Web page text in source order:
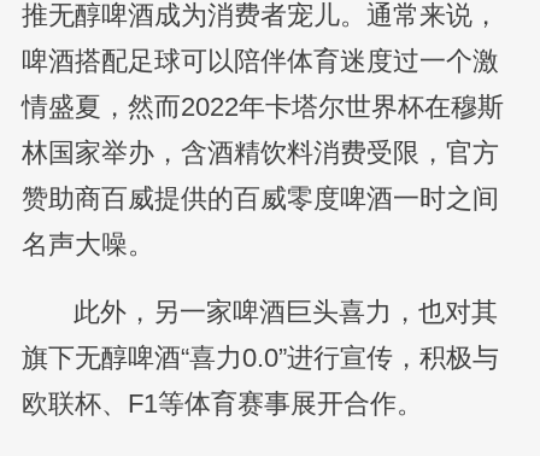
推无醇啤酒成为消费者宠儿。通常来说，
啤酒搭配足球可以陪伴体育迷度过一个激
情盛夏，然而2022年卡塔尔世界杯在穆斯
林国家举办，含酒精饮料消费受限，官方
赞助商百威提供的百威零度啤酒一时之间
名声大噪。
此外，另一家啤酒巨头喜力，也对其
旗下无醇啤酒“喜力0.0”进行宣传，积极与
欧联杯、F1等体育赛事展开合作。